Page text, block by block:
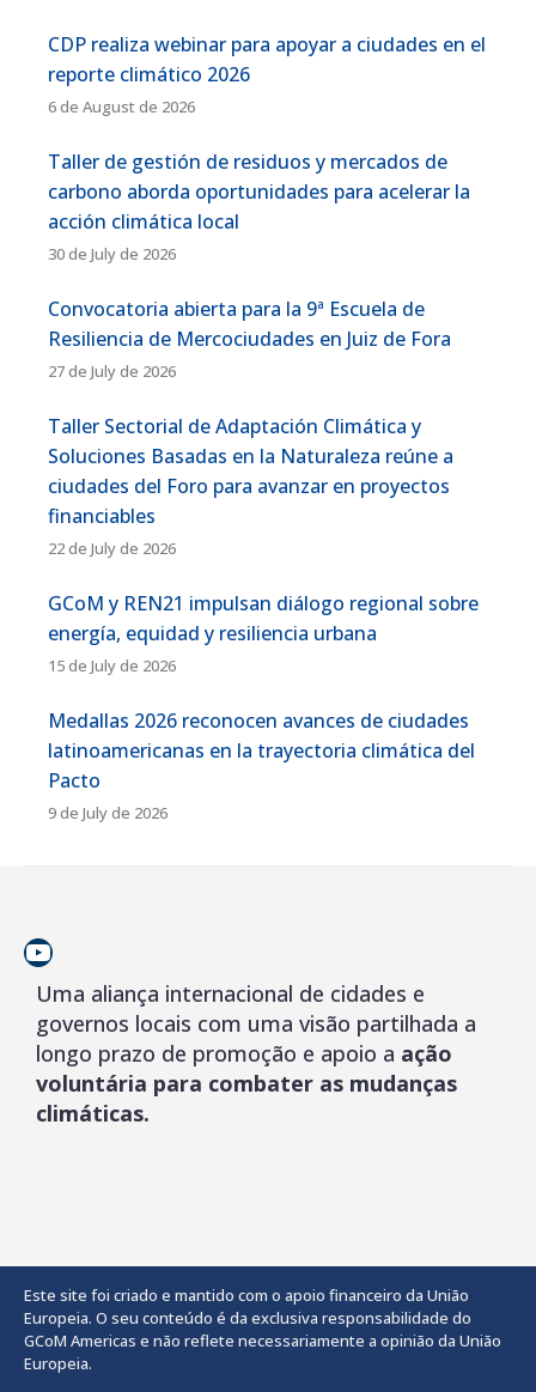
CDP realiza webinar para apoyar a ciudades en el
reporte climático 2026
6 de August de 2026
Taller de gestión de residuos y mercados de
carbono aborda oportunidades para acelerar la
acción climática local
30 de July de 2026
Convocatoria abierta para la 9ª Escuela de
Resiliencia de Mercociudades en Juiz de Fora
27 de July de 2026
Taller Sectorial de Adaptación Climática y
Soluciones Basadas en la Naturaleza reúne a
ciudades del Foro para avanzar en proyectos
financiables
22 de July de 2026
GCoM y REN21 impulsan diálogo regional sobre
energía, equidad y resiliencia urbana
15 de July de 2026
Medallas 2026 reconocen avances de ciudades
latinoamericanas en la trayectoria climática del
Pacto
9 de July de 2026
YouTube
Uma aliança internacional de cidades e
governos locais com uma visão partilhada a
longo prazo de promoção e apoio a ação
voluntária para combater as mudanças
climáticas.
Este site foi criado e mantido com o apoio financeiro da União
Europeia. O seu conteúdo é da exclusiva responsabilidade do
GCoM Americas e não reflete necessariamente a opinião da União
Europeia.